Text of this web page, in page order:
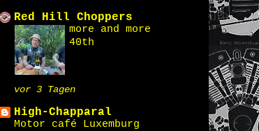
Red Hill Choppers
more and more
40th
vor 3 Tagen
High-Chapparal
Motor café Luxemburg